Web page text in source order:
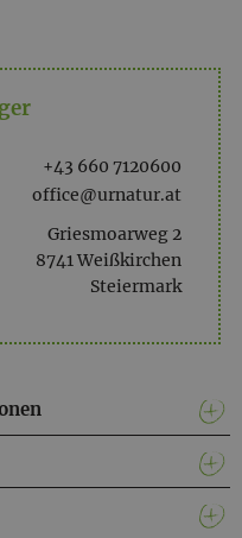
+43 660 7120600
office@urnatur.at
Griesmoarweg 2
8741 Weißkirchen
Steiermark